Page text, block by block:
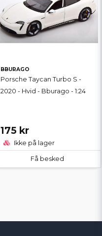
BBURAGO
Porsche Taycan Turbo S -
2020 - Hvid - Bburago - 1:24
175 kr
Ikke på lager
Få besked